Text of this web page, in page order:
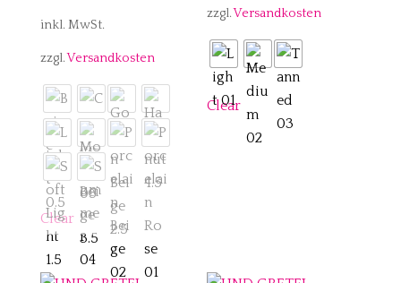
inkl. MwSt.
zzgl.Versandkosten
Clear
zzgl.Versandkosten
Clear